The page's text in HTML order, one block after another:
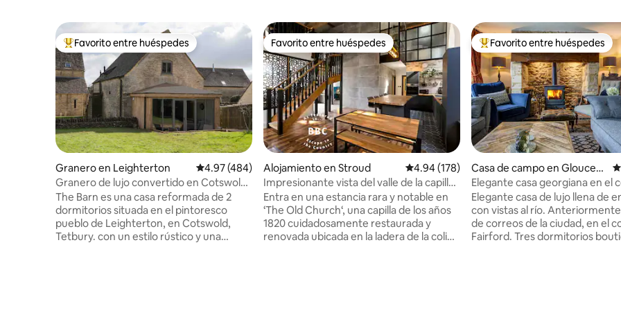
Favorito entre huéspedes preferido
Favorito entre huéspedes
Granero en Leighterton Calificación promedio: 4.97 de 5, 484 reseñas
4.97 (484)
Granero de lujo convertido en Cotswolds
con sauna/spa
The Barn es una casa reformada de 2
dormitorios situada en el pintoresco
pueblo de Leighterton, en Cotswold,
Tetbury. con un estilo rústico y una
Favorito entre huéspedes
Favorito entre huéspedes
Alojamiento en Stroud Calificación promedio: 4.94 de 5, 178 reseñas
4.94 (178)
Impresionante vista del valle de la capilla
restaurada de Cotswolds
Entra en una estancia rara y notable en
‘The Old Church‘, una capilla de los años
1820 cuidadosamente restaurada y
renovada ubicada en la ladera de la colina
Favorito entre huéspedes
Favorito entre huéspedes
Casa de campo en Gloucest
ershire
Elegante casa georgiana en el
Cotswold
Elegante casa de lujo llena de
con vistas al río. Anteriormente la oficina
de correos de la ciudad, en el
Fairford. Tres dormitorios boutique de